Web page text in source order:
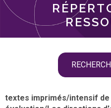
langue
textes imprimés/intensif